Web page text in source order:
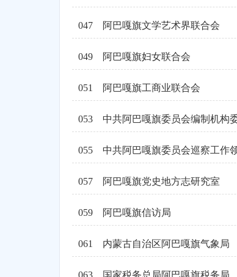
047 阿巴嘎旗文学艺术界联合会
049 阿巴嘎旗妇女联合会
051 阿巴嘎旗工商业联合会
053 中共阿巴嘎旗委员会编制机构
055
057 阿巴嘎旗党史地方志研究室
059 阿巴嘎旗信访局
061 内蒙古自治区阿巴嘎旗气象局
063 国家税务总局阿巴嘎旗税务局